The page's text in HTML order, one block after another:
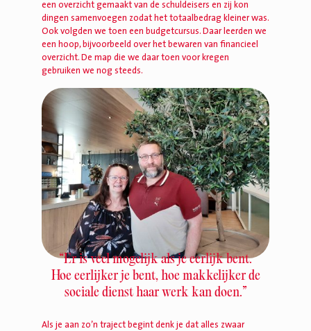
een overzicht gemaakt van de schuldeisers en zij kon
dingen samenvoegen zodat het totaalbedrag kleiner was.
Ook volgden we toen een budgetcursus. Daar leerden we
een hoop, bijvoorbeeld over het bewaren van financieel
overzicht. De map die we daar toen voor kregen
gebruiken we nog steeds.
“Er is veel mogelijk als je eerlijk bent.
Hoe eerlijker je bent, hoe makkelijker de
sociale dienst haar werk kan doen.”
Als je aan zo’n traject begint denk je dat alles zwaar